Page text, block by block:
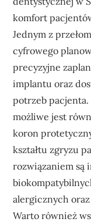
komfort
Jednym z
cyfrowego
precyzyjne
implantu oraz
potrzeb
możliwe jest
koron
kształtu zgryzu
rozwiązaniem są
alergicznych
Warto również